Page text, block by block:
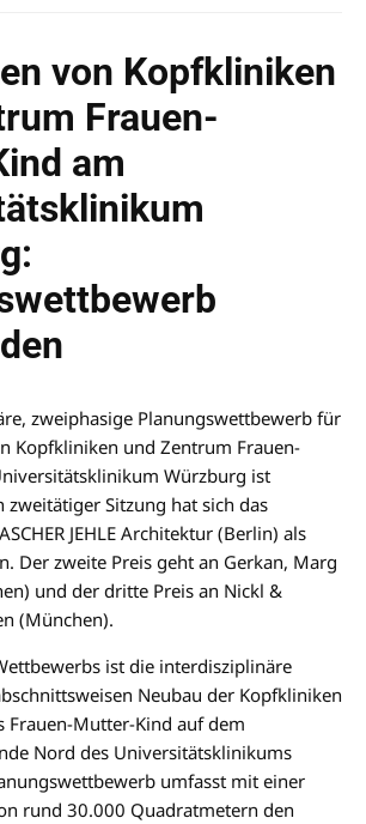
von Kopfkliniken
Frauen-
am
zweiphasige Planungswettbewerb für
Kopfkliniken und Zentrum Frauen-
Würzburg ist
zweitätiger Sitzung hat sich das
JEHLE Architektur (Berlin) als
Der zweite Preis geht an Gerkan, Marg
und der dritte Preis an Nickl &
(München).
ist die interdisziplinäre
Neubau der Kopfkliniken
Frauen-Mutter-Kind auf dem
Nord des Universitätsklinikums
umfasst mit einer
rund 30.000 Quadratmetern den